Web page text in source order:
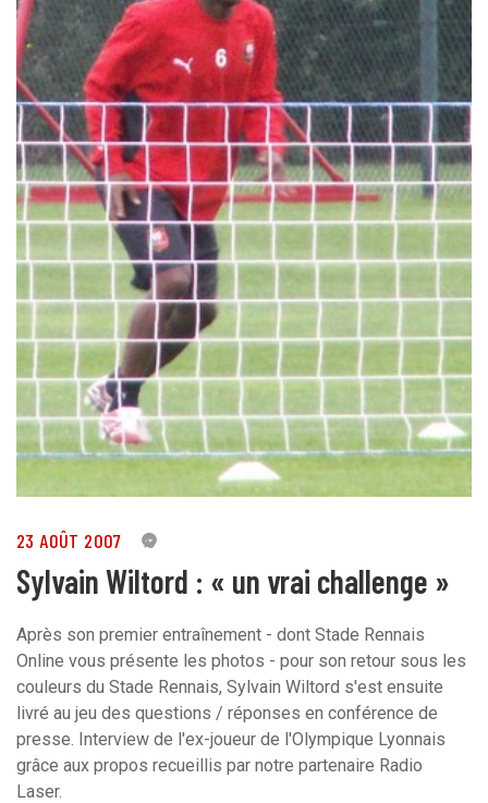
23 AOÛT 2007 0
Sylvain Wiltord : « un vrai challenge »
Après son premier entraînement - dont Stade Rennais
Online vous présente les photos - pour son retour sous les
couleurs du Stade Rennais, Sylvain Wiltord s'est ensuite
livré au jeu des questions / réponses en conférence de
presse. Interview de l'ex-joueur de l'Olympique Lyonnais
grâce aux propos recueillis par notre partenaire Radio
Laser.